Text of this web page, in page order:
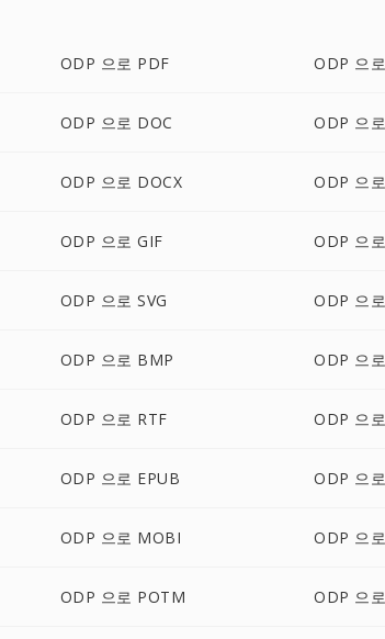
ODP 으로 PDF ODP 으
ODP 으로 DOC ODP 으
ODP 으로 DOCX ODP 으
ODP 으로 GIF ODP 으
ODP 으로 SVG ODP 으
ODP 으로 BMP ODP 으
ODP 으로 RTF ODP 으
ODP 으로 EPUB ODP 으
ODP 으로 MOBI ODP 으
ODP 으로 POTM ODP 으